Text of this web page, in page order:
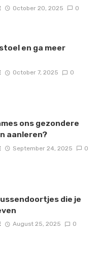
October 20, 2025 0
en ga meer
October 7, 2025 0
ons gezondere
aanleren?
September 24, 2025 0
die je
August 25, 2025 0